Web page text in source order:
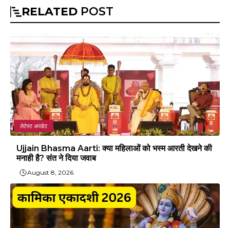
RELATED POST
लेटेस्ट अपडेट
Ujjain Bhasma Aarti: क्या महिलाओं को भस्म आरती देखने की
मनाही है? संत ने दिया जवाब
August 8, 2026